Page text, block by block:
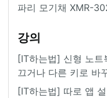
파리 모기채 XMR-
강의
[IT하는법] 신형 노
끄거나 다른 키로 바
[IT하는법] 따로 앱